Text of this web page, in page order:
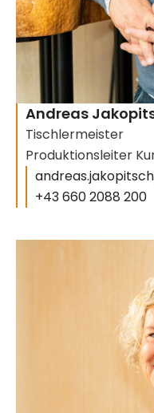
Andreas
Tischlermeister
Produktionsleiter
+43 660 2088 200